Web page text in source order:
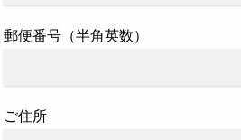
郵便番号（半角英数）
ご住所